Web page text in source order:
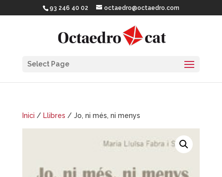
93 246 40 02 octaedro@octaedro.com
Select Page
Inici / Llibres / Jo, ni més, ni menys